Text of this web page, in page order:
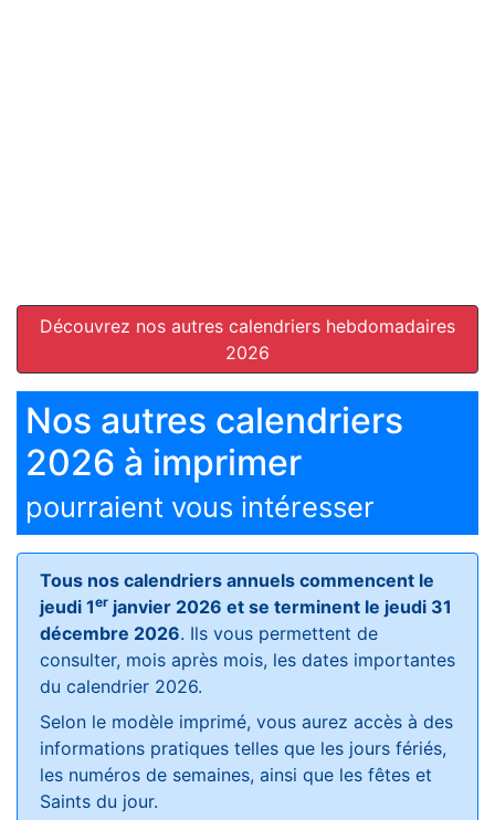
Découvrez nos autres calendriers hebdomadaires
2026
Nos autres calendriers
2026 à imprimer
pourraient vous intéresser
Tous nos calendriers annuels commencent le
jeudi 1er janvier 2026 et se terminent le jeudi 31
décembre 2026. Ils vous permettent de
consulter, mois après mois, les dates importantes
du calendrier 2026.
Selon le modèle imprimé, vous aurez accès à des
informations pratiques telles que les jours fériés,
les numéros de semaines, ainsi que les fêtes et
Saints du jour.